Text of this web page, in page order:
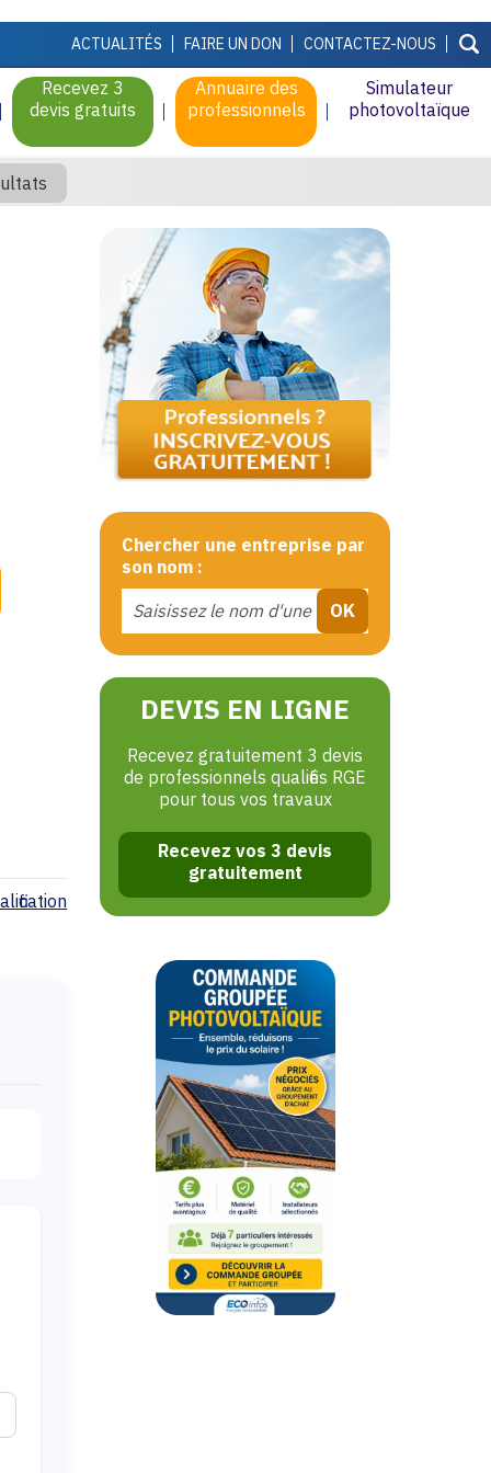
ACTUALITÉS FAIRE UN DON CONTACTEZ-NOUS
Recevez 3
devis gratuits
Annuaire des
professionnels
Simulateur
photovoltaïque
Chercher une entreprise par
son nom :
DEVIS EN LIGNE
Recevez gratuitement 3 devis
de professionnels qualifiés RGE
pour tous vos travaux
Recevez vos 3 devis
gratuitement